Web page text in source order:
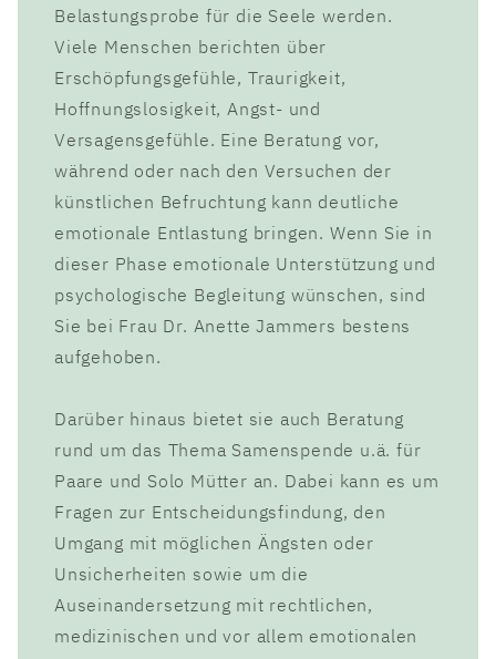
Belastungsprobe für die Seele werden.
Viele Menschen berichten über
Erschöpfungsgefühle, Traurigkeit,
Hoffnungslosigkeit, Angst- und
Versagensgefühle. Eine Beratung vor,
während oder nach den Versuchen der
künstlichen Befruchtung kann deutliche
emotionale Entlastung bringen. Wenn Sie in
dieser Phase emotionale Unterstützung und
psychologische Begleitung wünschen, sind
Sie bei Frau Dr. Anette Jammers bestens
aufgehoben.
Darüber hinaus bietet sie auch Beratung
rund um das Thema Samenspende u.ä. für
Paare und Solo Mütter an. Dabei kann es um
Fragen zur Entscheidungsfindung, den
Umgang mit möglichen Ängsten oder
Unsicherheiten sowie um die
Auseinandersetzung mit rechtlichen,
medizinischen und vor allem emotionalen